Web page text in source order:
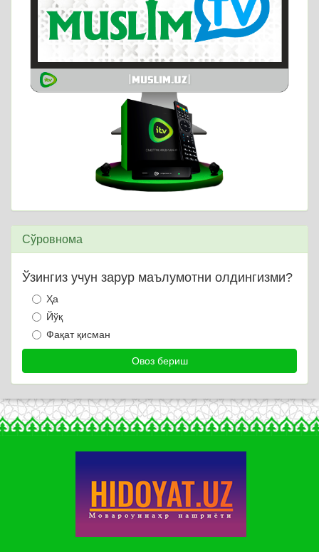
Сўровнома
Ўзингиз учун зарур маълумотни олдингизми?
Ҳа
Йўқ
Фақат қисман